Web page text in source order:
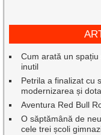
Cum arată un
inutil
Petrila a finalizat cu
modernizarea și
Aventura Red Bull
O săptămână de
cele trei școli